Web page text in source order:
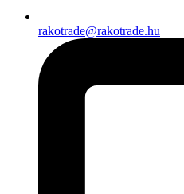
rakotrade@rakotrade.hu